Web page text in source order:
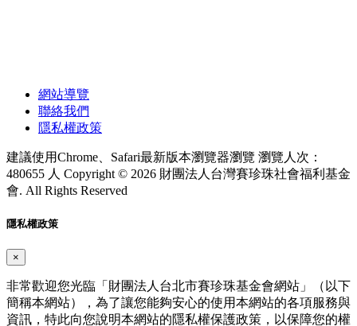
網站導覽
聯絡我們
隱私權政策
建議使用Chrome、Safari最新版本瀏覽器瀏覽 瀏覽人次：
480655 人 Copyright © 2026 財團法人台灣賽珍珠社會福利基金
會. All Rights Reserved
隱私權政策
×
非常歡迎您光臨「財團法人台北市賽珍珠基金會網站」（以下
簡稱本網站），為了讓您能夠安心的使用本網站的各項服務與
資訊，特此向您說明本網站的隱私權保護政策，以保障您的權